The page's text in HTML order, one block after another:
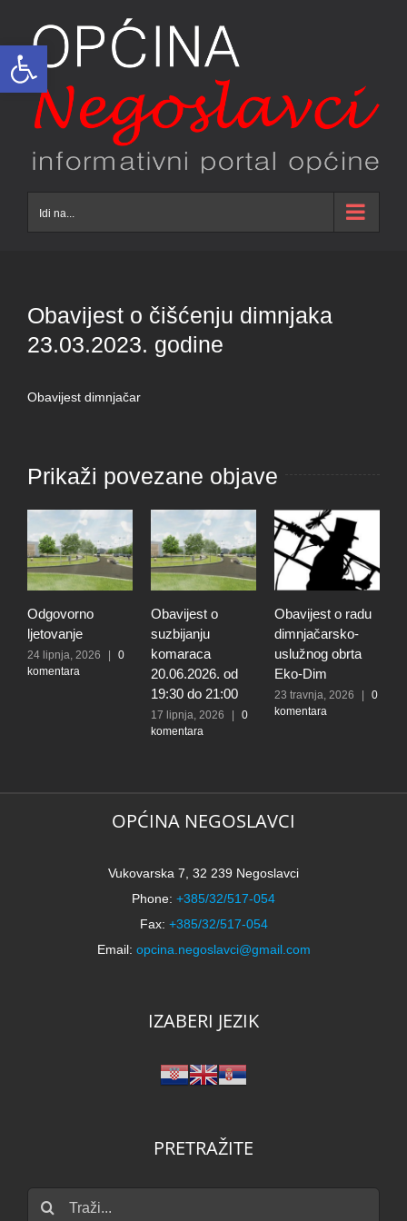
Open toolbar
content
Idi na...
Obavijest o čišćenju dimnjaka
23.03.2023. godine
Obavijest dimnjačar
Prikaži povezane objave
Odgovorno
ljetovanje
24 lipnja, 2026
0
komentara
Obavijest o
suzbijanju
komaraca
20.06.2026. od
19:30 do 21:00
17 lipnja, 2026
0
komentara
Obavijest o radu
dimnjačarsko-
uslužnog obrta
Eko-Dim
23 travnja, 2026
0
komentara
OPĆINA NEGOSLAVCI
Vukovarska 7, 32 239 Negoslavci
Phone: +385/32/517-054
Fax: +385/32/517-054
Email: opcina.negoslavci@gmail.com
IZABERI JEZIK
PRETRAŽITE
Traži...